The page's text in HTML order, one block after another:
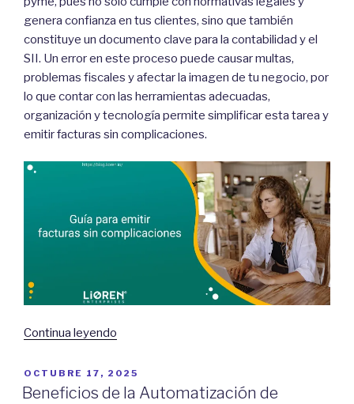
según
SII?”
genera confianza en tus clientes, sino que también
constituye un documento clave para la contabilidad y el
SII. Un error en este proceso puede causar multas,
problemas fiscales y afectar la imagen de tu negocio, por
lo que contar con las herramientas adecuadas,
organización y tecnología permite simplificar esta tarea y
emitir facturas sin complicaciones.
Continua leyendo
emitir
facturas
POSTED
ON
OCTUBRE 17, 2025
Beneficios de la Automatización de